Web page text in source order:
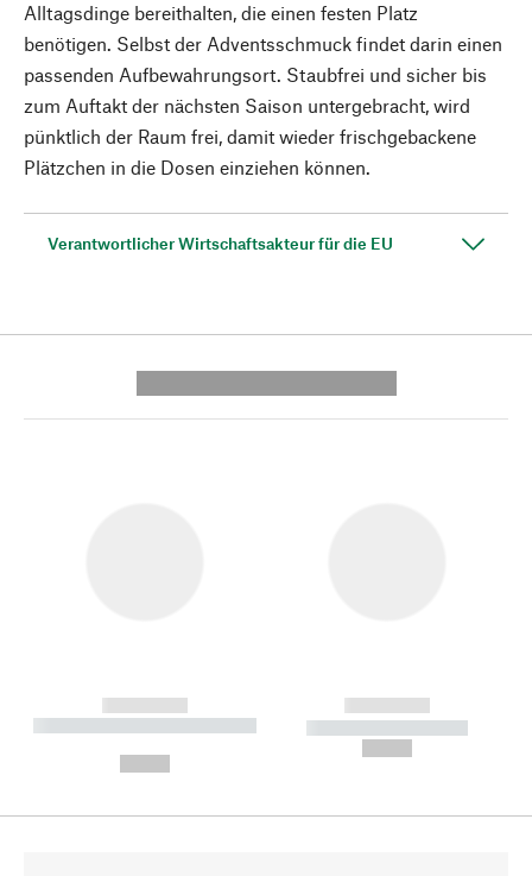
Alltagsdinge bereithalten, die einen festen Platz
benötigen. Selbst der Adventsschmuck findet darin einen
passenden Aufbewahrungsort. Staubfrei und sicher bis
zum Auftakt der nächsten Saison untergebracht, wird
pünktlich der Raum frei, damit wieder frischgebackene
Plätzchen in die Dosen einziehen können.
Verantwortlicher Wirtschaftsakteur für die EU
------------
----------- ----------- --------
------------
----------- -----------